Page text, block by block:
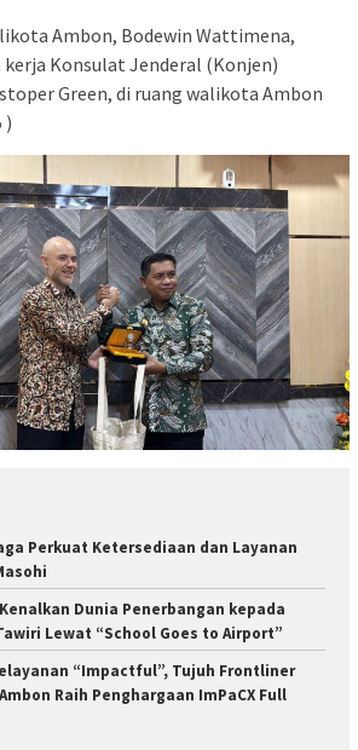
Ambon, Bodewin Wattimena,
Konsulat Jenderal (Konjen)
Green, di ruang walikota Ambon
)
Perkuat Ketersediaan dan Layanan
Dunia Penerbangan kepada
Lewat “School Goes to Airport”
“Impactful”, Tujuh Frontliner
Raih Penghargaan ImPaCX Full